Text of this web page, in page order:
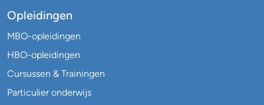
Opleidingen
MBO-opleidingen
HBO-opleidingen
Cursussen & Trainingen
Particulier onderwijs